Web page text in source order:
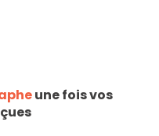
une fois vos